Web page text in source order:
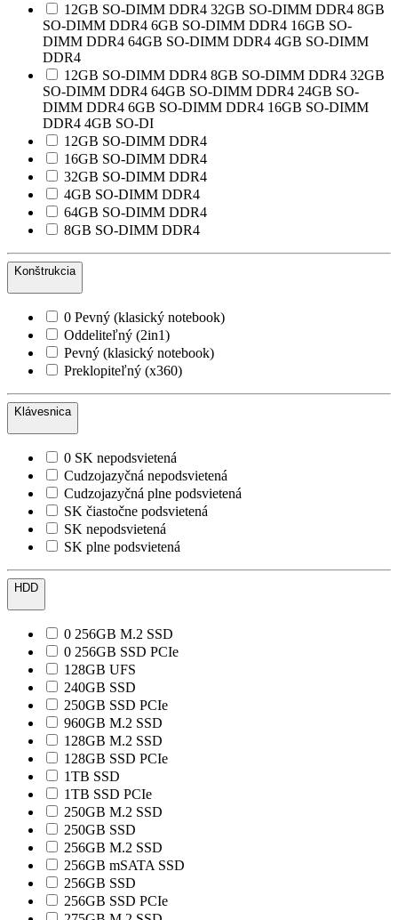
12GB SO-DIMM DDR4 32GB SO-DIMM DDR4 8GB
SO-DIMM DDR4 6GB SO-DIMM DDR4 16GB SO-
DIMM DDR4 64GB SO-DIMM DDR4 4GB SO-DIMM
DDR4
12GB SO-DIMM DDR4 8GB SO-DIMM DDR4 32GB
SO-DIMM DDR4 64GB SO-DIMM DDR4 24GB SO-
DIMM DDR4 6GB SO-DIMM DDR4 16GB SO-DIMM
DDR4 4GB SO-DI
12GB SO-DIMM DDR4
16GB SO-DIMM DDR4
32GB SO-DIMM DDR4
4GB SO-DIMM DDR4
64GB SO-DIMM DDR4
8GB SO-DIMM DDR4
Konštrukcia
0 Pevný (klasický notebook)
Oddeliteľný (2in1)
Pevný (klasický notebook)
Preklopiteľný (x360)
Klávesnica
0 SK nepodsvietená
Cudzojazyčná nepodsvietená
Cudzojazyčná plne podsvietená
SK čiastočne podsvietená
SK nepodsvietená
SK plne podsvietená
HDD
0 256GB M.2 SSD
0 256GB SSD PCIe
128GB UFS
240GB SSD
250GB SSD PCIe
960GB M.2 SSD
128GB M.2 SSD
128GB SSD PCIe
1TB SSD
1TB SSD PCIe
250GB M.2 SSD
250GB SSD
256GB M.2 SSD
256GB mSATA SSD
256GB SSD
256GB SSD PCIe